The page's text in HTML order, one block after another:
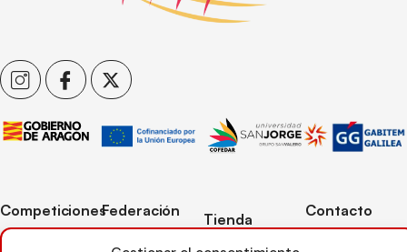
Competiciones
Competiciones
Federación
Tienda
Mi cuenta
Contacto